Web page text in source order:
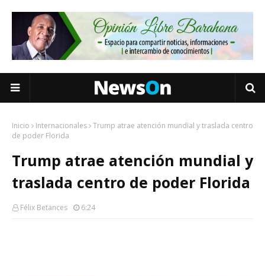
Inicio Internacionales Trump atrae atención mundial y traslada centro
de poder Florida
Trump atrae atención mundial y
traslada centro de poder Florida
Félix Betances 6:24